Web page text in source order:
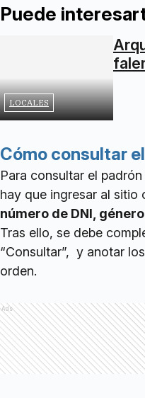
Puede
LOCALES
Cómo consultar
Para consultar el
hay que ingresar al sitio
número de DNI,
Tras ello, se debe
“Consultar”, y anotar
orden.
Ads